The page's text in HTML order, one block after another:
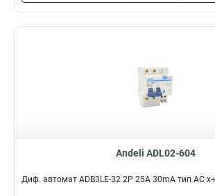
Andeli ADL02-604
Диф. автомат ADB3LE-32 2P 25A 30mA тип AC х-